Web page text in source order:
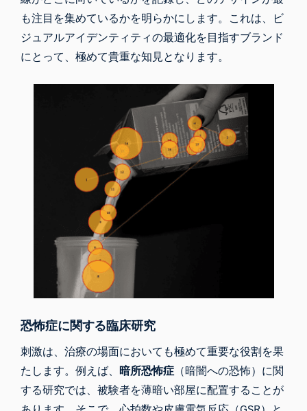
も注目を集めているかを明らかにします。これは、ビ
ジュアルアイデンティティの最適化を目指すブランド
にとって、極めて貴重な知見となります。
恐怖症に関する臨床研究
刺激は、治療の場面においても極めて重要な役割を果
たします。例えば、 暗所恐怖症 （暗闇への恐怖）に関
する研究では、被験者を薄暗い部屋に配置することが